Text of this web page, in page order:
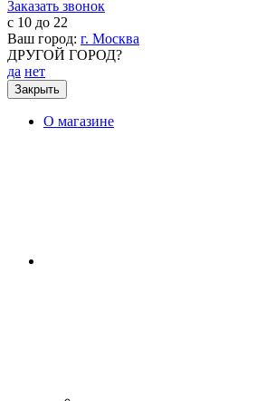
Заказать звонок
с 10 до 22
Ваш город: г. Москва
ДРУГОЙ ГОРОД?
да нет
Закрыть
О магазине